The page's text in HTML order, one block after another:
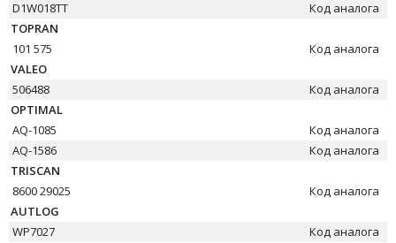
D1W018TT
Код аналога
TOPRAN
101 575
Код аналога
VALEO
506488
Код аналога
OPTIMAL
AQ-1085
Код аналога
AQ-1586
Код аналога
TRISCAN
8600 29025
Код аналога
AUTLOG
WP7027
Код аналога